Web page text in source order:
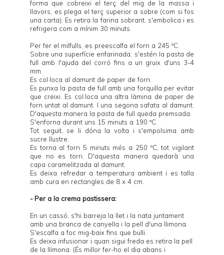
forma que cobreixi el terç del mig de la massa i
llavors, es plega el terç superior a sobre (com si fos
una carta). Es retira la farina sobrant, s'embolica i es
refrigera com a mínim 30 minuts.
Per fer el milfulls, es preescalfa el forn a 245 ºC.
Sobre una superfície enfarinada, s'estén la pasta de
full amb l'ajuda del corró fins a un gruix d'uns 3-4
mm.
Es col·loca al damunt de paper de forn.
Es punxa la pasta de full amb una forquilla per evitar
que creixi. Es col·loca una altra làmina de paper de
forn untat al damunt. I una segona safata al damunt.
D'aquesta manera la pasta de full queda premsada.
S'enforna durant uns 15 minuts a 190 ºC.
Tot seguit, se li dóna la volta i s'empolsima amb
sucre llustre.
Es torna al forn 5 minuts més a 250 ºC, tot vigilant
que no es torri. D'aquesta manera quedarà una
capa caramelitzada al damunt.
Es deixa refredar a temperatura ambient i es talla
amb cura en rectangles de 8 x 4 cm.
- Per a la crema pastissera:
En un cassó, s'hi barreja la llet i la nata juntament
amb una branca de canyella i la pell d'una llimona.
S'escalfa a foc mig-baix fins que bulli.
Es deixa infusionar i quan sigui freda es retira la pell
de la llimona. (És millor fer-ho el dia abans i